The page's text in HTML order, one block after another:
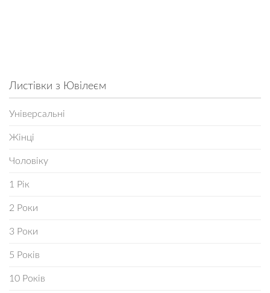
Листівки з Ювілеєм
Універсальні
Жінці
Чоловіку
1 Рік
2 Роки
3 Роки
5 Років
10 Років